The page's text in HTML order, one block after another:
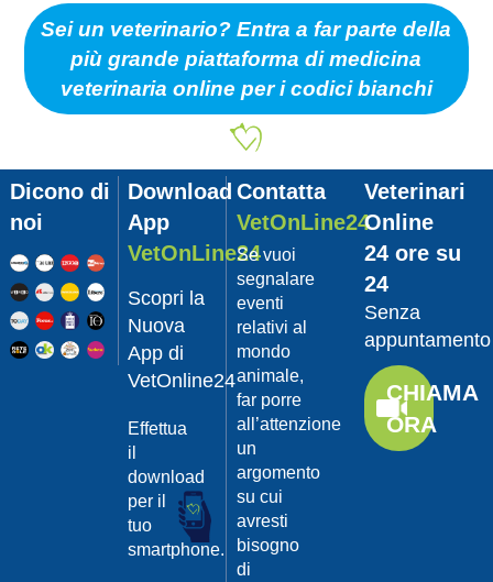
Sei un veterinario? Entra a far parte della
più grande piattaforma di medicina
veterinaria online per i codici bianchi
Dicono di
noi
Download
App
VetOnLine24
Scopri la
Nuova
App di
VetOnline24
Effettua
il
download
per il
tuo
smartphone.
Contatta
VetOnLine24
Se vuoi
segnalare
eventi
relativi al
mondo
animale,
far porre
all’attenzione
un
argomento
su cui
avresti
bisogno
di
Veterinari
Online
24 ore su
24
Senza
appuntamento
CHIAMA
ORA